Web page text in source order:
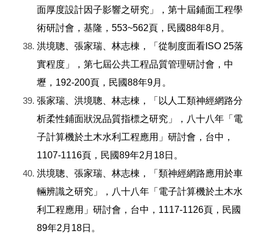
面厚度設計因子影響之研究」，第十屆鋪面工程學
術研討會，基隆，553~562頁，民國88年8月。
洪境聰、張家瑞、林志棟，「從制度面看ISO 25落
實程度」，第七屆公共工程品質管理研討會，中
壢，192-200頁，民國88年9月。
張家瑞、洪境聰、林志棟，「以人工類神經網路分
析柔性鋪面狀況品質指標之研究」，八十八年「電
子計算機於土木水利工程應用」研討會，台中，
1107-1116頁，民國89年2月18日。
洪境聰、張家瑞、林志棟，「類神經網路應用於車
輛辨識之研究」，八十八年「電子計算機於土木水
利工程應用」研討會，台中，1117-1126頁，民國
89年2月18日。